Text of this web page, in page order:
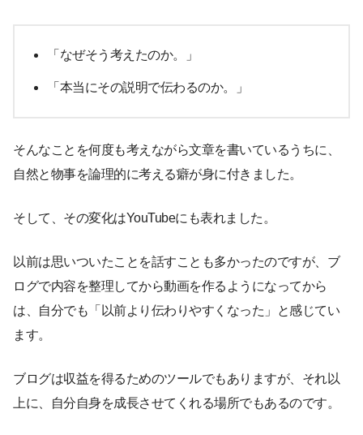
「なぜそう考えたのか。」
「本当にその説明で伝わるのか。」
そんなことを何度も考えながら文章を書いているうちに、
自然と物事を論理的に考える癖が身に付きました。
そして、その変化はYouTubeにも表れました。
以前は思いついたことを話すことも多かったのですが、ブ
ログで内容を整理してから動画を作るようになってから
は、自分でも「以前より伝わりやすくなった」と感じてい
ます。
ブログは収益を得るためのツールでもありますが、それ以
上に、自分自身を成長させてくれる場所でもあるのです。